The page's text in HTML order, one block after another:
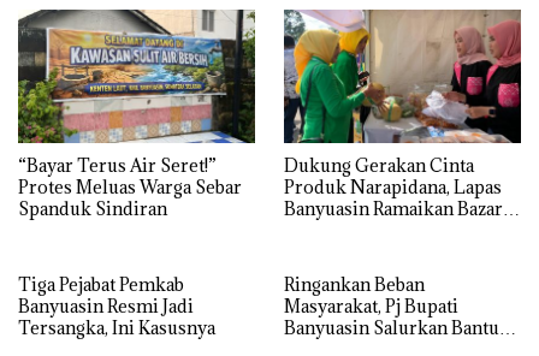
“Bayar Terus Air Seret!”
Protes Meluas Warga Sebar
Spanduk Sindiran
Dukung Gerakan Cinta
Produk Narapidana, Lapas
Banyuasin Ramaikan Bazar
Tiga Pejabat Pemkab
Banyuasin Resmi Jadi
Tersangka, Ini Kasusnya
Ringankan Beban
Masyarakat, Pj Bupati
Banyuasin Salurkan Bantuan